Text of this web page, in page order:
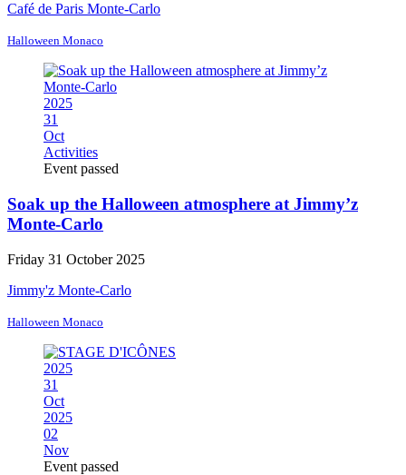
Café de Paris Monte-Carlo
Halloween Monaco
2025
31
Oct
Activities
Event passed
Soak up the Halloween atmosphere at Jimmy’z
Monte-Carlo
Friday 31 October 2025
Jimmy'z Monte-Carlo
Halloween Monaco
2025
31
Oct
2025
02
Nov
Event passed